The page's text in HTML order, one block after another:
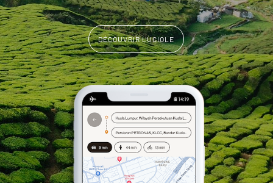
DÉCOUVRIR LUCIOLE